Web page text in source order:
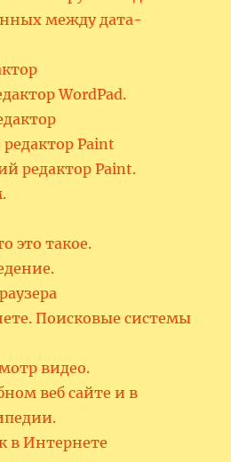
между дата-
WordPad.
Paint
редактор Paint.
это такое.
Поисковые системы
видео.
веб сайте и в
в Интернете